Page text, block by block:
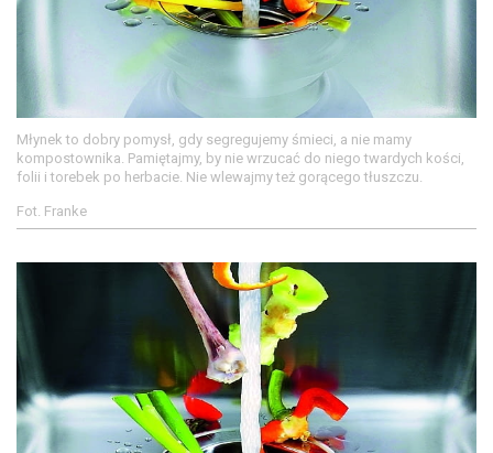
Młynek to dobry pomysł, gdy segregujemy śmieci, a nie mamy
kompostownika. Pamiętajmy, by nie wrzucać do niego twardych kości,
folii i torebek po herbacie. Nie wlewajmy też gorącego tłuszczu.
Fot. Franke